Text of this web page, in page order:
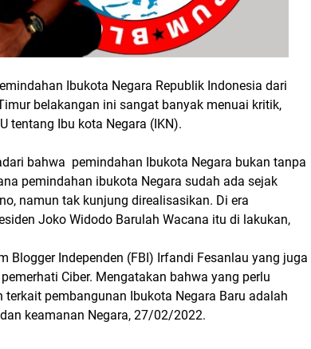
Ibukota Negara Republik Indonesia dari
belakangan ini sangat banyak menuai kritik,
tentang Ibu kota Negara (IKN).
bahwa pemindahan Ibukota Negara bukan tanpa
pemindahan ibukota Negara sudah ada sejak
namun tak kunjung direalisasikan. Di era
Joko Widodo Barulah Wacana itu di lakukan,
Blogger Independen (FBI) Irfandi Fesanlau yang juga
Ciber. Mengatakan bahwa yang perlu
pembangunan Ibukota Negara Baru adalah
keamanan Negara, 27/02/2022.